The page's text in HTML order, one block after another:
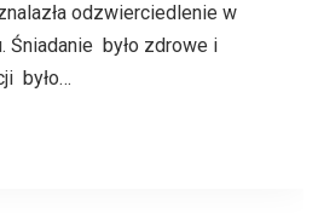
odzwierciedlenie w
Śniadanie było zdrowe i
było…